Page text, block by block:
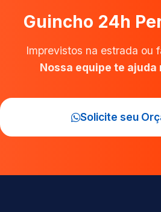
Guincho 24h
Imprevistos na estrada ou
Nossa equipe te
Solicite seu